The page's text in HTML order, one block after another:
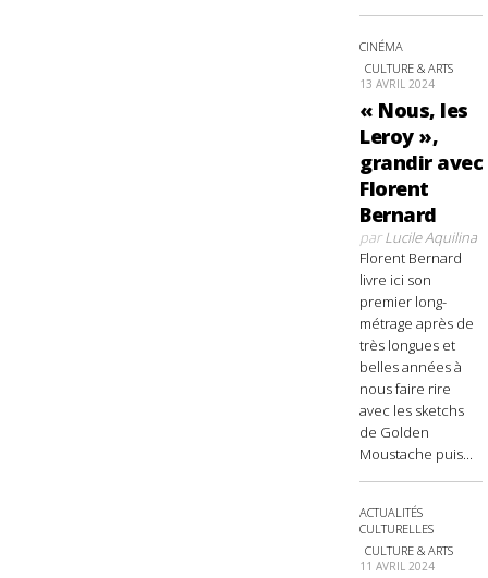
CINÉMA
CULTURE & ARTS
13 AVRIL 2024
« Nous, les
Leroy »,
grandir avec
Florent
Bernard
parLucile Aquilina
Florent Bernard
livre ici son
premier long-
métrage après de
très longues et
belles années à
nous faire rire
avec les sketchs
de Golden
Moustache puis...
ACTUALITÉS
CULTURELLES
CULTURE & ARTS
11 AVRIL 2024